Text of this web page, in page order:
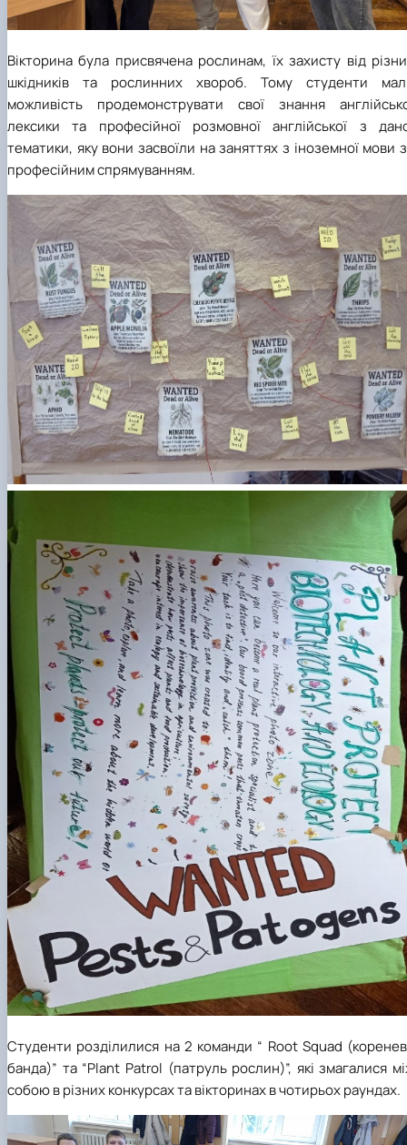
Вікторина була присвячена рослинам, їх захисту від
шкідників та рослинних хвороб. Тому студенти
можливість продемонструвати свої знання
лексики та професійної розмовної англійської з
тематики, яку вони засвоїли на заняттях з іноземної мови
професійним спрямуванням.
Студенти розділилися на 2 команди “ Root Squad
банда)” та “Plant Patrol (патруль рослин)”, які змагалися
собою в різних конкурсах та вікторинах в чотирьох раундах.